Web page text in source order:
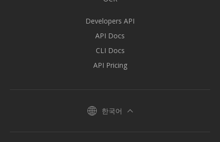
Developers API
API Docs
CLI Docs
API Pricing
한국어